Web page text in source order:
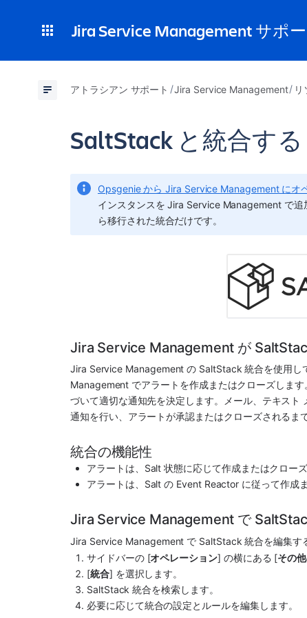
Jira Service Management サポ
アトラシアン サポート Jira Service Management リ
SaltStack と統合する
Opsgenie から Jira Service Management にオ
インスタンスを Jira Service Management で
ら移行された統合だけです。
Jira Service Management が
Jira Service Management の SaltStack 統合を使用し
Management でアラートを作成またはクローズします
づいて適切な通知先を決定します。メール、テキス
通知を行い、アラートが承認またはクローズされるま
統合の機能性
アラートは、Salt 状態に応じて作成またはクローズ
アラートは、Salt の Event Reactor に従って作成
Jira Service Management で
Jira Service Management で SaltStack 統合を編集す
サイドバーの [オペレーション] の横にある [その
[統合] を選択します。
SaltStack 統合を検索します。
必要に応じて統合の設定とルールを編集します。